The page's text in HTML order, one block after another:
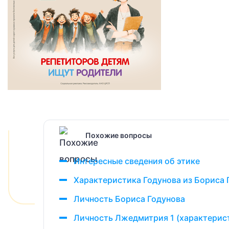
Похожие вопросы
Интересные сведения об этике
Характеристика Годунова из Бориса
Личность Бориса Годунова
Личность Лжедмитрия 1